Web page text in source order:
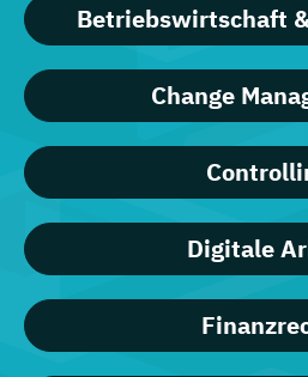
Betriebswirtschaft
Change
Digitale